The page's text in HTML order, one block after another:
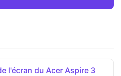
l'écran du Acer Aspire 3